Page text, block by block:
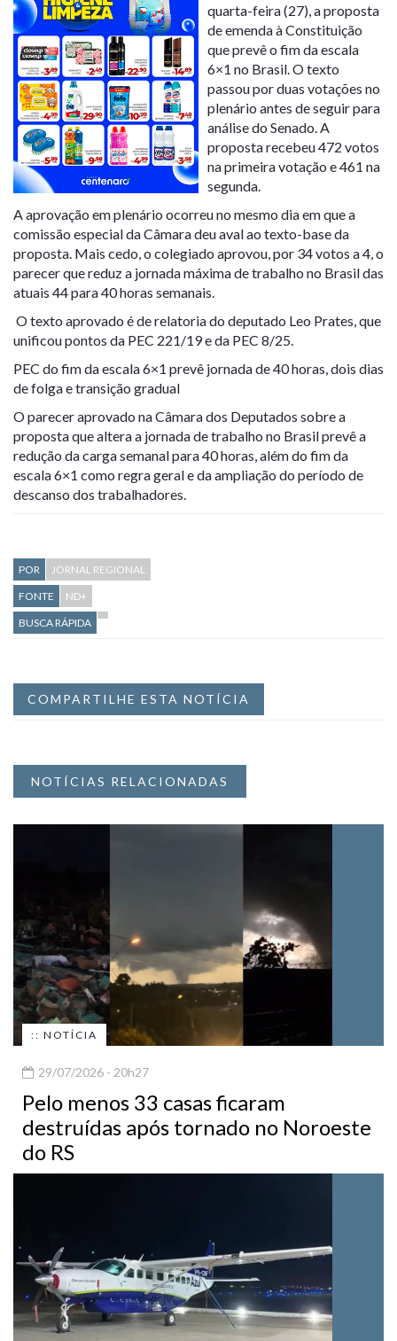
quarta-feira (27), a proposta
de emenda à Constituição
que prevê o fim da escala
6×1 no Brasil. O texto
passou por duas votações no
plenário antes de seguir para
análise do Senado. A
proposta recebeu 472 votos
na primeira votação e 461 na
segunda.
A aprovação em plenário ocorreu no mesmo dia em que a
comissão especial da Câmara deu aval ao texto-base da
proposta. Mais cedo, o colegiado aprovou, por 34 votos a 4, o
parecer que reduz a jornada máxima de trabalho no Brasil das
atuais 44 para 40 horas semanais.
O texto aprovado é de relatoria do deputado Leo Prates, que
unificou pontos da PEC 221/19 e da PEC 8/25.
PEC do fim da escala 6×1 prevê jornada de 40 horas, dois dias
de folga e transição gradual
O parecer aprovado na Câmara dos Deputados sobre a
proposta que altera a jornada de trabalho no Brasil prevê a
redução da carga semanal para 40 horas, além do fim da
escala 6×1 como regra geral e da ampliação do período de
descanso dos trabalhadores.
POR
JORNAL REGIONAL
FONTE
ND+
BUSCA RÁPIDA
COMPARTILHE ESTA NOTÍCIA
NOTÍCIAS RELACIONADAS
:: NOTÍCIA
29/07/2026 - 20h27
Pelo menos 33 casas ficaram
destruídas após tornado no Noroeste
do RS